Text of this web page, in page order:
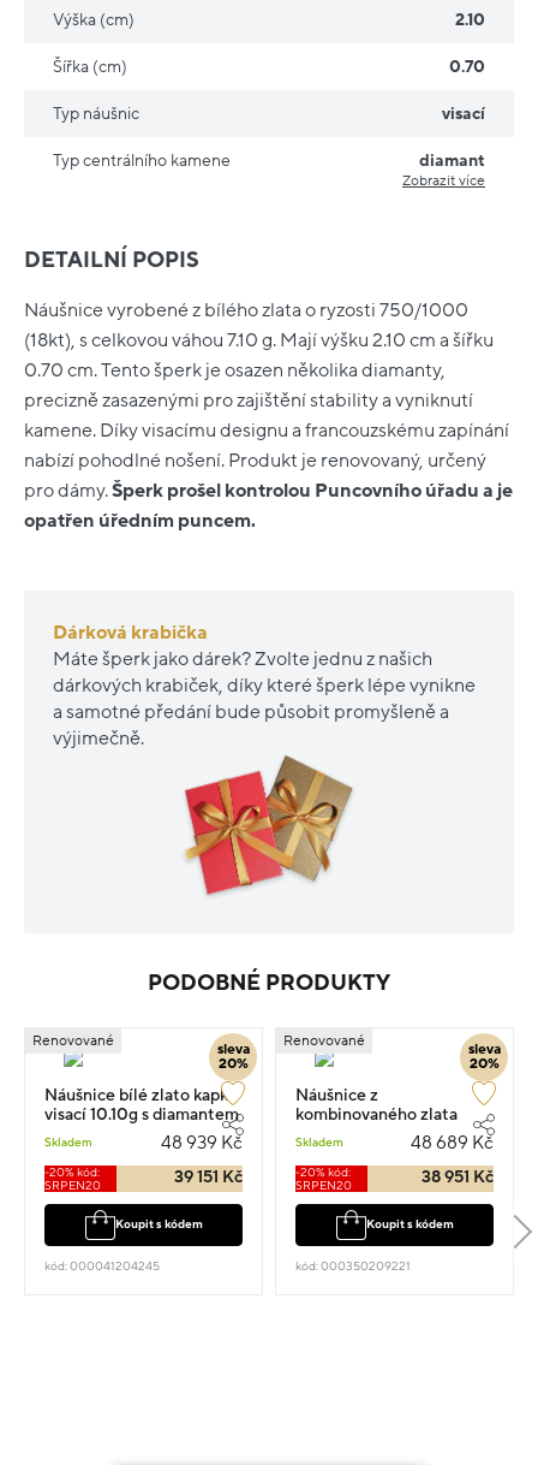
DETAILNÍ POPIS
Náušnice vyrobené z bílého zlata o ryzosti 750/1000
(18kt), s celkovou váhou 7.10 g. Mají výšku 2.10 cm a šířku
0.70 cm. Tento šperk je osazen několika diamanty,
precizně zasazenými pro zajištění stability a vyniknutí
kamene. Díky visacímu designu a francouzskému zapínání
nabízí pohodlné nošení. Produkt je renovovaný, určený
pro dámy.Šperk prošel kontrolou Puncovního úřadu a je
opatřen úředním puncem.
Dárková krabička
Máte šperk jako dárek? Zvolte jednu z našich
dárkových krabiček, díky které šperk lépe vynikne
a samotné předání bude působit promyšleně a
výjimečně.
Výška (cm) 2.10
Šířka (cm) 0.70
Typ náušnic visací
Typ centrálního kamene diamant
Zobrazit více
PODOBNÉ PRODUKTY
sleva
20%
Renovované
Náušnice bílé zlato kapka
visací 10.10g s diamantem
Skladem 48 939 Kč
-20% kód:
SRPEN20
39 151 Kč
Koupit s kódem
kód: 000041204245
sleva
20%
Renovované
Náušnice z
kombinovaného zlata
květina visací 4cm 12.05g
s diamantem 0.340ct
Skladem 48 689 Kč
-20% kód:
SRPEN20
38 951 Kč
Koupit s kódem
kód: 000350209221